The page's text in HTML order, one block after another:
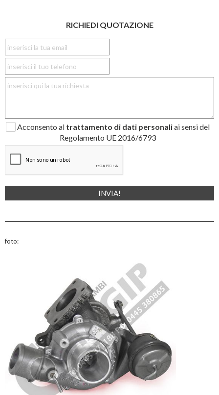
RICHIEDI QUOTAZIONE
Acconsento al trattamento di dati personaliai sensi del
Regolamento UE 2016/6793
foto: